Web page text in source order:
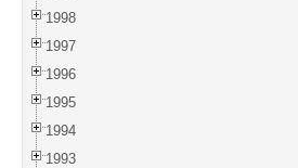
1998
1997
1996
1995
1994
1993